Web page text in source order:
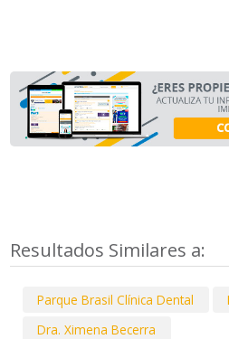
Resultados Similares a:
Parque Brasil Clínica Dental
Dra. Ximena Becerra